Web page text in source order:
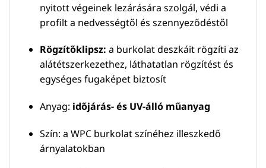
nyitott végeinek lezárására szolgál, védi a
profilt a nedvességtől és szennyeződéstől
Rögzítőklipsz: a burkolat deszkáit rögzíti az
alátétszerkezethez, láthatatlan rögzítést és
egységes fugaképet biztosít
Anyag: időjárás- és UV-álló műanyag
Szín: a WPC burkolat színéhez illeszkedő
árnyalatokban